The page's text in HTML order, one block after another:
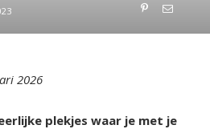
2026
plekjes waar je met je